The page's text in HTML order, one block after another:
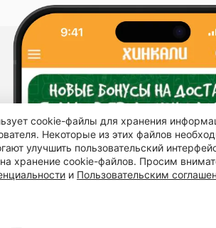
cookie-файлы для хранения
Некоторые из этих файлов
улучшить пользовательский
на хранение cookie-файлов. Просим
и Пользовательским